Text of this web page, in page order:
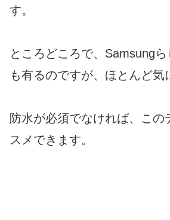
す。
ところどころで、Samsungら
も有るのですが、ほとんど気
防水が必須でなければ、この
スメできます。